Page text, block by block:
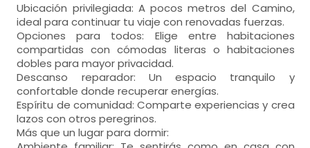
Ubicación privilegiada: A pocos metros del Camino,
ideal para continuar tu viaje con renovadas fuerzas.
Opciones para todos: Elige entre habitaciones
compartidas con cómodas literas o habitaciones
dobles para mayor privacidad.
Descanso reparador: Un espacio tranquilo y
confortable donde recuperar energías.
Espíritu de comunidad: Comparte experiencias y crea
lazos con otros peregrinos.
Más que un lugar para dormir: